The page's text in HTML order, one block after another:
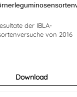
der IBLA-
von 2016
Download